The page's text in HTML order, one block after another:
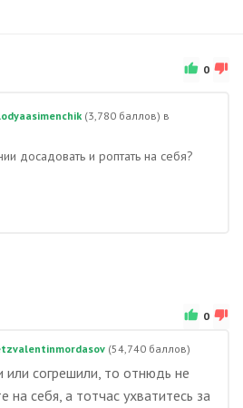
0
(3,780 баллов) в
досадовать и роптать на себя?
0
(54,740 баллов)
или согрешили, то отнюдь не
на себя, а тотчас ухватитесь за